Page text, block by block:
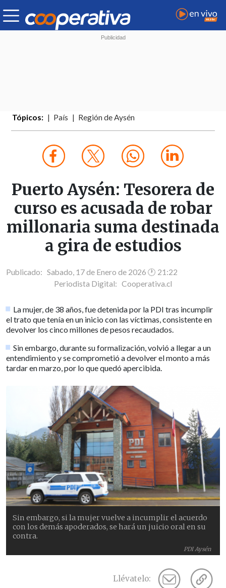
Tópicos: País Región de Aysén
Puerto Aysén: Tesorera de
curso es acusada de robar
millonaria suma destinada
a gira de estudios
Publicado: Sabado, 17 de Enero de 2026 🕐 21:22
Periodista Digital: Cooperativa.cl
La mujer, de 38 años, fue detenida por la PDI tras incumplir
el trato que tenía en un inicio con las víctimas, consistente en
devolver los cinco millones de pesos recaudados.
Sin embargo, durante su formalización, volvió a llegar a un
entendimiento y se comprometió a devolver el monto a más
tardar en marzo, por lo que quedó apercibida.
PDI Aysén
Sin embargo, si la mujer vuelve a incumplir el acuerdo
con los demás apoderados, se hará un juicio oral en su
contra.
Llévatelo: